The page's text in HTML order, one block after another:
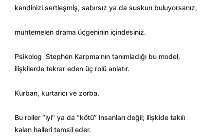
kendinizi sertleşmiş, sabırsız ya da suskun buluyorsanız,
muhtemelen drama üçgeninin içindesiniz.
Psikolog Stephen Karpma’nın tanımladığı bu model,
ilişkilerde tekrar eden üç rolü anlatır.
Kurban, kurtarıcı ve zorba.
Bu roller “iyi” ya da “kötü” insanları değil; ilişkide takılı
kalan halleri temsil eder.